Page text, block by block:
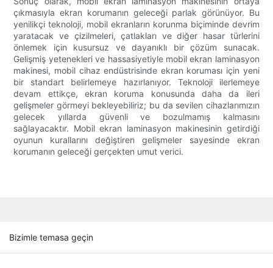
çıkmasıyla ekran korumanın geleceği parlak görünüyor. Bu
yenilikçi teknoloji, mobil ekranların korunma biçiminde devrim
yaratacak ve çizilmeleri, çatlakları ve diğer hasar türlerini
önlemek için kusursuz ve dayanıklı bir çözüm sunacak.
Gelişmiş yetenekleri ve hassasiyetiyle mobil ekran laminasyon
makinesi, mobil cihaz endüstrisinde ekran koruması için yeni
bir standart belirlemeye hazırlanıyor. Teknoloji ilerlemeye
devam ettikçe, ekran koruma konusunda daha da ileri
gelişmeler görmeyi bekleyebiliriz; bu da sevilen cihazlarımızın
gelecek yıllarda güvenli ve bozulmamış kalmasını
sağlayacaktır. Mobil ekran laminasyon makinesinin getirdiği
oyunun kurallarını değiştiren gelişmeler sayesinde ekran
korumanın geleceği gerçekten umut verici.
Bizimle temasa geçin